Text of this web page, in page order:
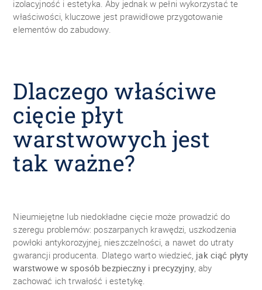
izolacyjność i estetyka. Aby jednak w pełni wykorzystać te
właściwości, kluczowe jest prawidłowe przygotowanie
elementów do zabudowy.
Dlaczego właściwe
cięcie płyt
warstwowych jest
tak ważne?
Nieumiejętne lub niedokładne cięcie może prowadzić do
szeregu problemów: poszarpanych krawędzi, uszkodzenia
powłoki antykorozyjnej, nieszczelności, a nawet do utraty
gwarancji producenta. Dlatego warto wiedzieć, jak ciąć płyty
warstwowe w sposób bezpieczny i precyzyjny, aby
zachować ich trwałość i estetykę.